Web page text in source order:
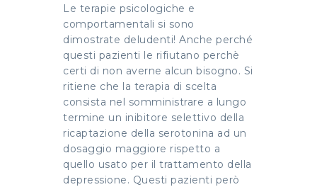
Le terapie psicologiche e
comportamentali si sono
dimostrate deludenti! Anche perché
questi pazienti le rifiutano perchè
certi di non averne alcun bisogno. Si
ritiene che la terapia di scelta
consista nel somministrare a lungo
termine un inibitore selettivo della
ricaptazione della serotonina ad un
dosaggio maggiore rispetto a
quello usato per il trattamento della
depressione. Questi pazienti però